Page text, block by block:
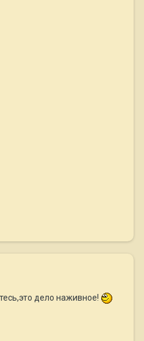
дело наживное!